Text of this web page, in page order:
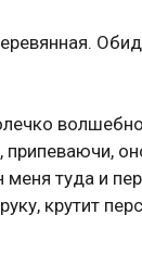
меня туда и
крутит